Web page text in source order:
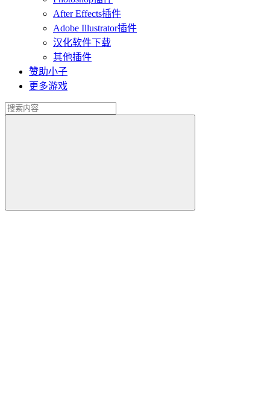
After Effects插件
Adobe Illustrator插件
汉化软件下载
其他插件
赞助小子
更多游戏